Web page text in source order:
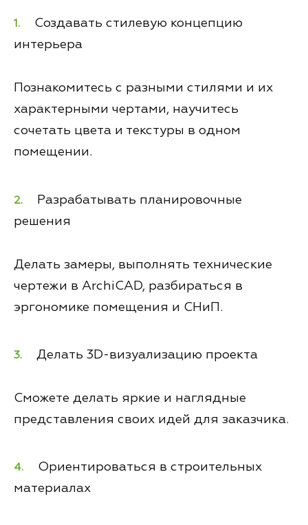
Создавать стилевую концепцию
интерьера
Познакомитесь с разными стилями и их
характерными чертами, научитесь
сочетать цвета и текстуры в одном
помещении.
Разрабатывать планировочные
решения
Делать замеры, выполнять технические
чертежи в ArchiCAD, разбираться в
эргономике помещения и СНиП.
Делать 3D-визуализацию проекта
Сможете делать яркие и наглядные
представления своих идей для заказчика.
Ориентироваться в строительных
материалах